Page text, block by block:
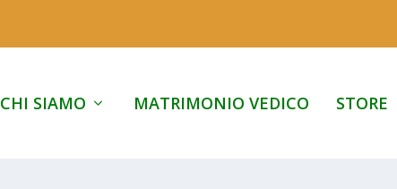
CHI SIAMO MATRIMONIO VEDICO STORE